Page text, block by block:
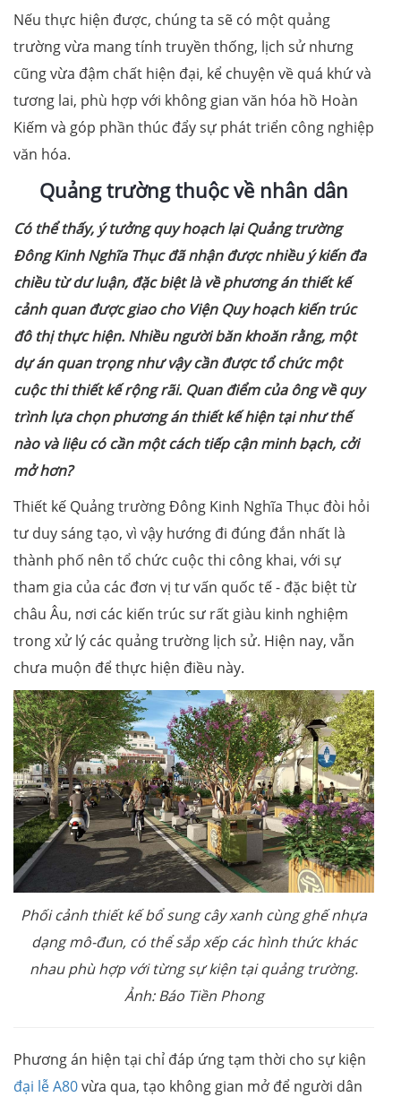
Nếu thực hiện được, chúng ta sẽ có một quảng
trường vừa mang tính truyền thống, lịch sử nhưng
cũng vừa đậm chất hiện đại, kể chuyện về quá khứ và
tương lai, phù hợp với không gian văn hóa hồ Hoàn
Kiếm và góp phần thúc đẩy sự phát triển công nghiệp
văn hóa.
Quảng trường thuộc về nhân dân
Có thể thấy, ý tưởng quy hoạch lại Quảng trường
Đông Kinh Nghĩa Thục đã nhận được nhiều ý kiến đa
chiều từ dư luận, đặc biệt là về phương án thiết kế
cảnh quan được giao cho Viện Quy hoạch kiến trúc
đô thị thực hiện. Nhiều người băn khoăn rằng, một
dự án quan trọng như vậy cần được tổ chức một
cuộc thi thiết kế rộng rãi. Quan điểm của ông về quy
trình lựa chọn phương án thiết kế hiện tại như thế
nào và liệu có cần một cách tiếp cận minh bạch, cởi
mở hơn?
Thiết kế Quảng trường Đông Kinh Nghĩa Thục đòi hỏi
tư duy sáng tạo, vì vậy hướng đi đúng đắn nhất là
thành phố nên tổ chức cuộc thi công khai, với sự
tham gia của các đơn vị tư vấn quốc tế - đặc biệt từ
châu Âu, nơi các kiến trúc sư rất giàu kinh nghiệm
trong xử lý các quảng trường lịch sử. Hiện nay, vẫn
chưa muộn để thực hiện điều này.
Phối cảnh thiết kế bổ sung cây xanh cùng ghế nhựa
dạng mô-đun, có thể sắp xếp các hình thức khác
nhau phù hợp với từng sự kiện tại quảng trường.
Ảnh: Báo Tiền Phong
Phương án hiện tại chỉ đáp ứng tạm thời cho sự kiện
đại lễ A80vừa qua, tạo không gian mở để người dân